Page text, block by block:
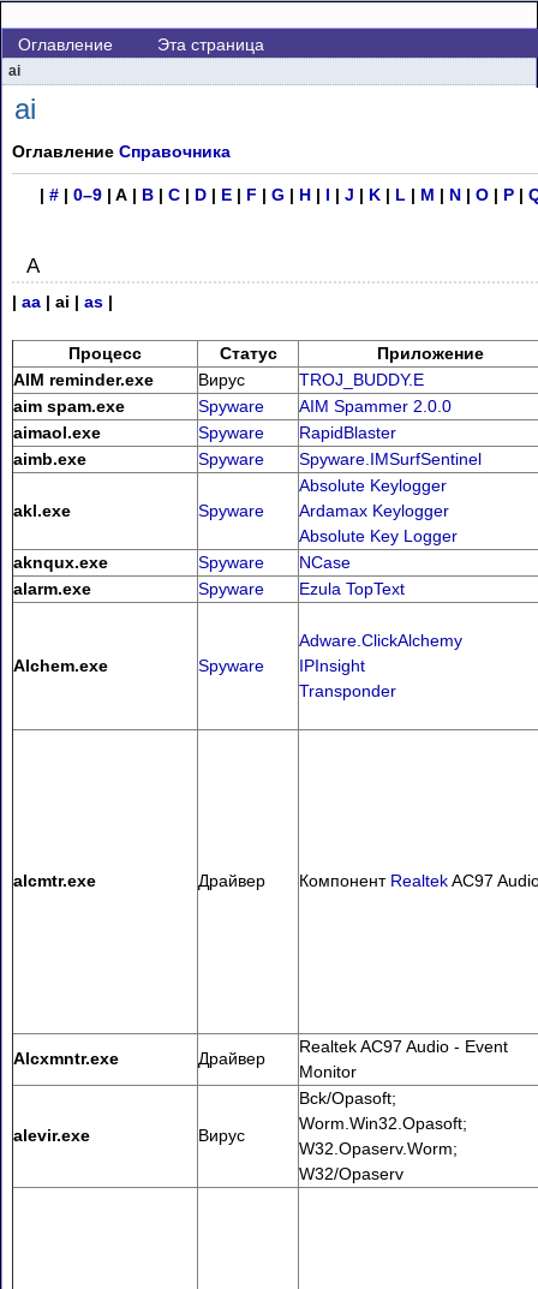
Оглавление Эта страница
ai
ai
Оглавление Справочника
| #| 0–9| A | B| C| D| E| F | G | H| I | J | K| L| M | N| O| P|
A
| aa | ai | as |
Процесс Статус
Приложение
AIM reminder.exe
Вирус
TROJ_BUDDY.E
aim spam.exe
Spyware
AIM Spammer 2.0.0
aimaol.exe
Spyware
RapidBlaster
aimb.exe
Spyware Spyware.IMSurfSentinel
akl.exe Spyware
Absolute Keylogger
Ardamax Keylogger
Absolute Key Logger
aknqux.exe
Spyware
NCase
alarm.exe
Spyware Ezula TopText
Alchem.exe Spyware
Adware.ClickAlchemy
IPInsight
Transponder
alcmtr.exe Драйвер Компонент RealtekAC97
Alcxmntr.exe Драйвер
Realtek AC97 Audio - Event
Monitor
alevir.exe Вирус
Bck/Opasoft;
Worm.Win32.Opasoft;
W32.Opaserv.Worm;
W32/Opaserv